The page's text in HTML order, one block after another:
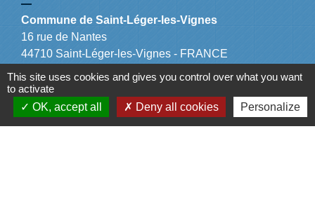
Commune de Saint-Léger-les-Vignes
16 rue de Nantes
44710 Saint-Léger-les-Vignes - FRANCE
+33 2 40 31 50 32
This site uses cookies and gives you control over what you want
to activate
OK, accept all
Deny all cookies Personalize